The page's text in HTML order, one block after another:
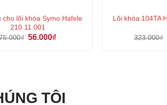
cho lõi khóa Symo Hafele
210.11.001
₫ Giá
56.000₫Giá
Lõi khóa 104TA
323.000₫
TÔI